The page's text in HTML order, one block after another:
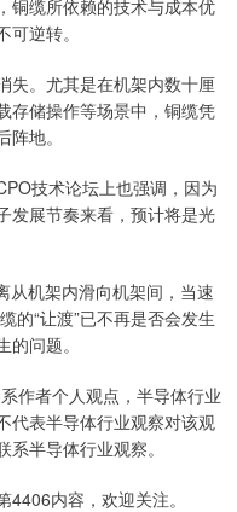
铜缆所依赖的技术与成本优
逆转。
失。尤其是在机架内数十厘
存储操作等场景中，铜缆凭
地。
技术论坛上也强调，因为
发展节奏来看，预计将是光
从机架内滑向机架间，当速
的“让渡”已不再是否会发生
问题。
作者个人观点，半导体行业
代表半导体行业观察对该观
半导体行业观察。
内容，欢迎关注。